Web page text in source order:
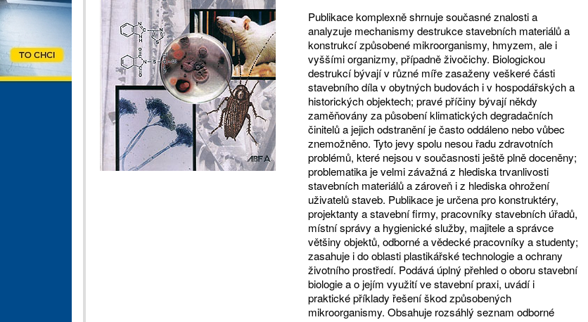
Publikace komplexně shrnuje současné znalosti a
analyzuje mechanismy destrukce stavebních materiálů a
konstrukcí způsobené mikroorganismy, hmyzem, ale i
vyššími organizmy, případně živočichy. Biologickou
destrukcí bývají v různé míře zasaženy veškeré části
stavebního díla v obytných budovách i v hospodářských a
historických objektech; pravé příčiny bývají někdy
zaměňovány za působení klimatických degradačních
činitelů a jejich odstranění je často oddáleno nebo vůbec
znemožněno. Tyto jevy spolu nesou řadu zdravotních
problémů, které nejsou v současnosti ještě plně doceněny;
problematika je velmi závažná z hlediska trvanlivosti
stavebních materiálů a zároveň i z hlediska ohrožení
uživatelů staveb. Publikace je určena pro konstruktéry,
projektanty a stavební firmy, pracovníky stavebních úřadů,
místní správy a hygienické služby, majitele a správce
většiny objektů, odborné a vědecké pracovníky a studenty;
zasahuje i do oblasti plastikářské technologie a ochrany
životního prostředí. Podává úplný přehled o oboru stavební
biologie a o jejím využití ve stavební praxi, uvádí i
praktické příklady řešení škod způsobených
mikroorganismy. Obsahuje rozsáhlý seznam odborné